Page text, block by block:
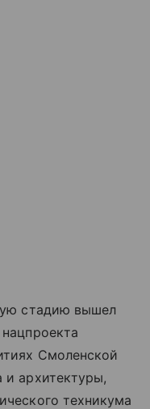
стадию вышел
Смоленской
и архитектуры,
техникума